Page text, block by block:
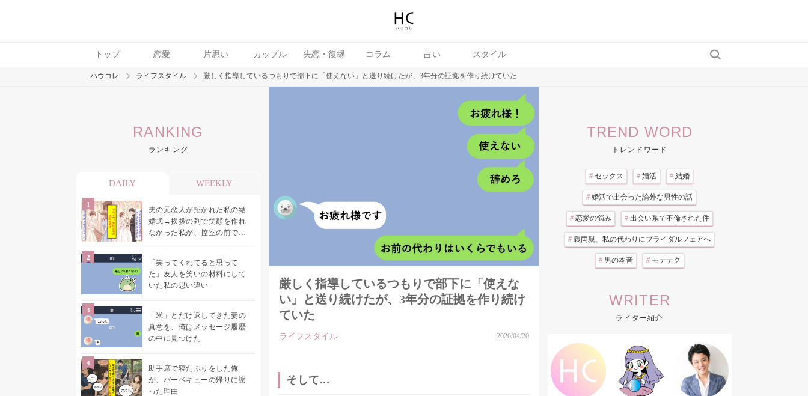
トップ 恋愛 片思い カップル 失恋・復縁 コラム 占い スタイル
トレンド ワード
ハウコレ ライフスタイル 厳しく指導しているつもりで部下に「使えない」と送り続けたが、3年分の証拠を作り続けていた
RANKING
ランキング
DAILY WEEKLY
夫の元恋人が招かれた私の結
婚式→挨拶の列で笑顔を作れ
なかった私が、控室の前で彼
「笑ってくれてると思って
た」友人を笑いの材料にして
いた私の思い違い
「米」とだけ返してきた妻の
真意を、俺はメッセージ履歴
の中に見つけた
助手席で寝たふりをした俺
が、バーベキューの帰りに謝
った理由
厳しく指導しているつもりで部下に「使えな
い」と送り続けたが、3年分の証拠を作り続け
ていた
ライフスタイル 2026/04/20
そして...
TREND WORD
トレンドワード
# セックス # 婚活 # 結婚
# 婚活で出会った論外な男性の話
# 恋愛の悩み # 出会い系で不倫された件
# 義両親、私の代わりにブライダルフェアへ
# 男の本音 # モテテク
WRITER
ライター紹介